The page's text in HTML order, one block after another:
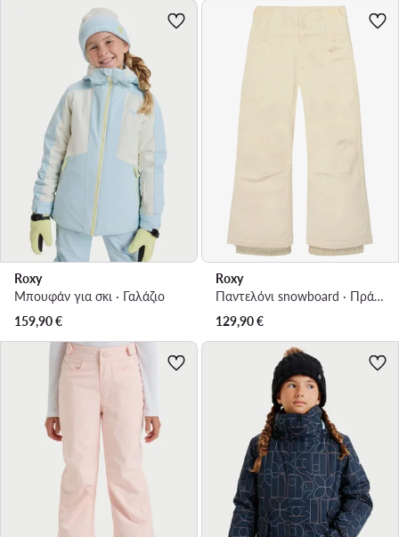
Roxy
Μπουφάν για σκι · Γαλάζιο
159,90€
Roxy
Παντελόνι snowboard · Πράσινο
129,90€